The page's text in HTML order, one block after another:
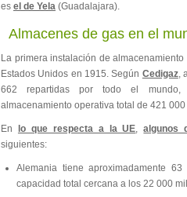
es el de Yela (Guadalajara).
Almacenes de gas en el
La primera instalación de
Estados Unidos en 1915. Según Cedigaz,
662 repartidas por todo el
almacenamiento operativa total de 421
En lo que respecta a la UE,algunos
siguientes:
Alemania tiene aproximadamente
capacidad total cercana a los 22 000